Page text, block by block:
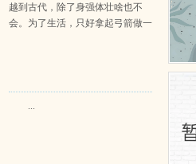
越到古代，除了身强体壮啥也不
会。为了生活，只好拿起弓箭做一
...